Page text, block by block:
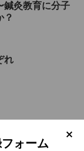
ォーム
鍼灸教育に分子
？
れ